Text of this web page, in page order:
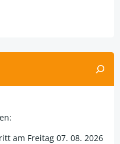
am Freitag 07. 08. 2026